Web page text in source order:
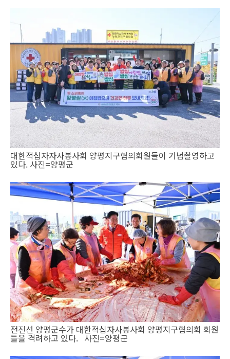
대한적십자자사봉사회 양평지구협의회원들이 기념촬영하고
있다. 사진=양평군
전진선 양평군수가 대한적십자사봉사회 양평지구협의회 회원
들을 격려하고 있다. 사진=양평군